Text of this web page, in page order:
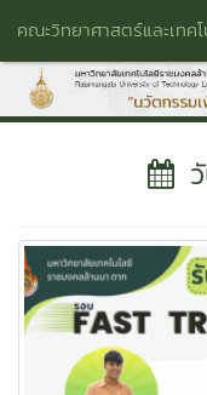
คณะวิทยาศาสตร์และเทค